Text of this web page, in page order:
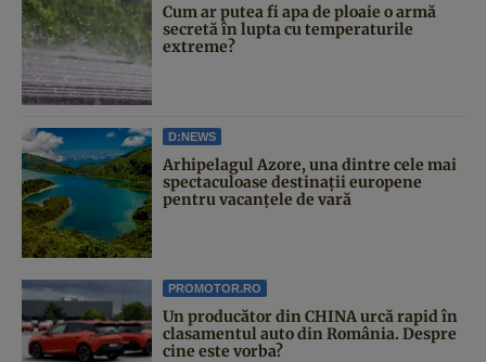
Cum ar putea fi apa de ploaie o armă
secretă în lupta cu temperaturile
extreme?
D:NEWS
Arhipelagul Azore, una dintre cele mai
spectaculoase destinații europene
pentru vacanțele de vară
PROMOTOR.RO
Un producător din CHINA urcă rapid în
clasamentul auto din România. Despre
cine este vorba?